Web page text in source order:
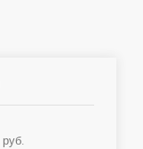
руб.